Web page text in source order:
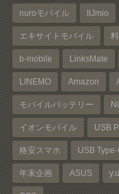
nuroモバイル IIJmio
エキサイトモバイル
b-mobile LinksMate
LINEMO Amazon
モバイルバッテリー
イオンモバイル USB
格安スマホ USB Type-
年末企画 ASUS